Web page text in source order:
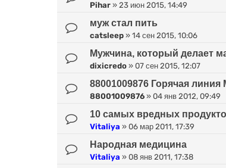
Pihar » 23 июн 2015, 14:49
муж стал пить
catsleep » 14 сен 2015, 10:06
Мужчина, который делает
dixicredo » 07 сен 2015, 12:07
88001009876 Горячая
88001009876 » 04 янв 2012, 09:49
10 самых вредных
Vitaliya » 06 мар 2011, 17:39
Народная медицина
Vitaliya » 08 янв 2011, 17:38